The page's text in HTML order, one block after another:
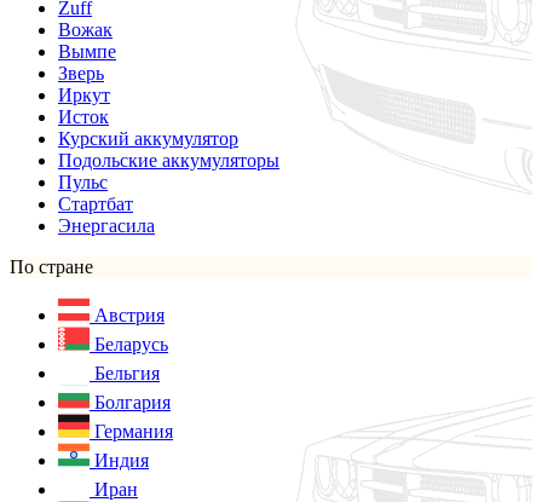
Zuff
Вожак
Вымпе
Зверь
Иркут
Исток
Курский аккумулятор
Подольские аккумуляторы
Пульс
Стартбат
Энергасила
По стране
Австрия
Беларусь
Бельгия
Болгария
Германия
Индия
Иран